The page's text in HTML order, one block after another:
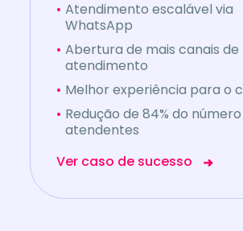
Abertura de mais canais de
atendimento
Melhor experiência para o
• Redução de 84% do
atendentes
Ver caso de sucesso